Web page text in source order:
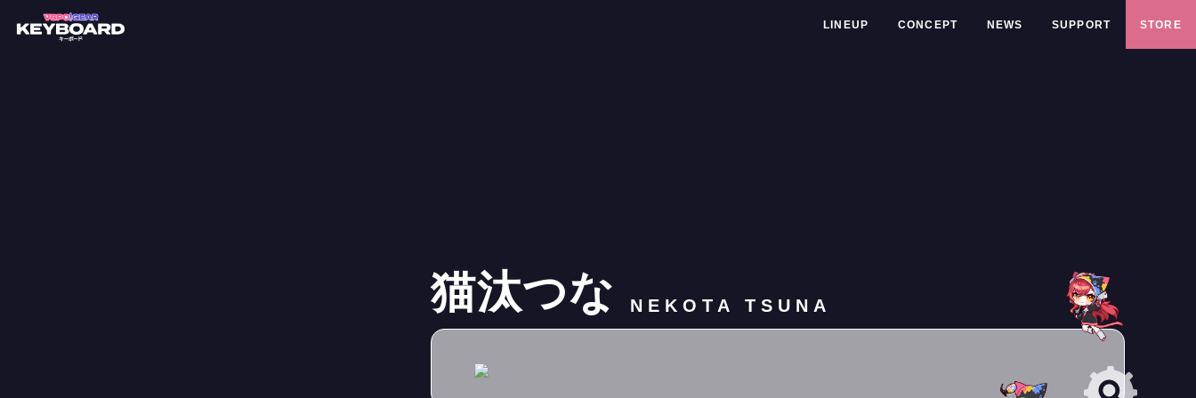
LINEUP CONCEPT NEWS SUPPORT STORE
猫汰つな NEKOTA TSUNA